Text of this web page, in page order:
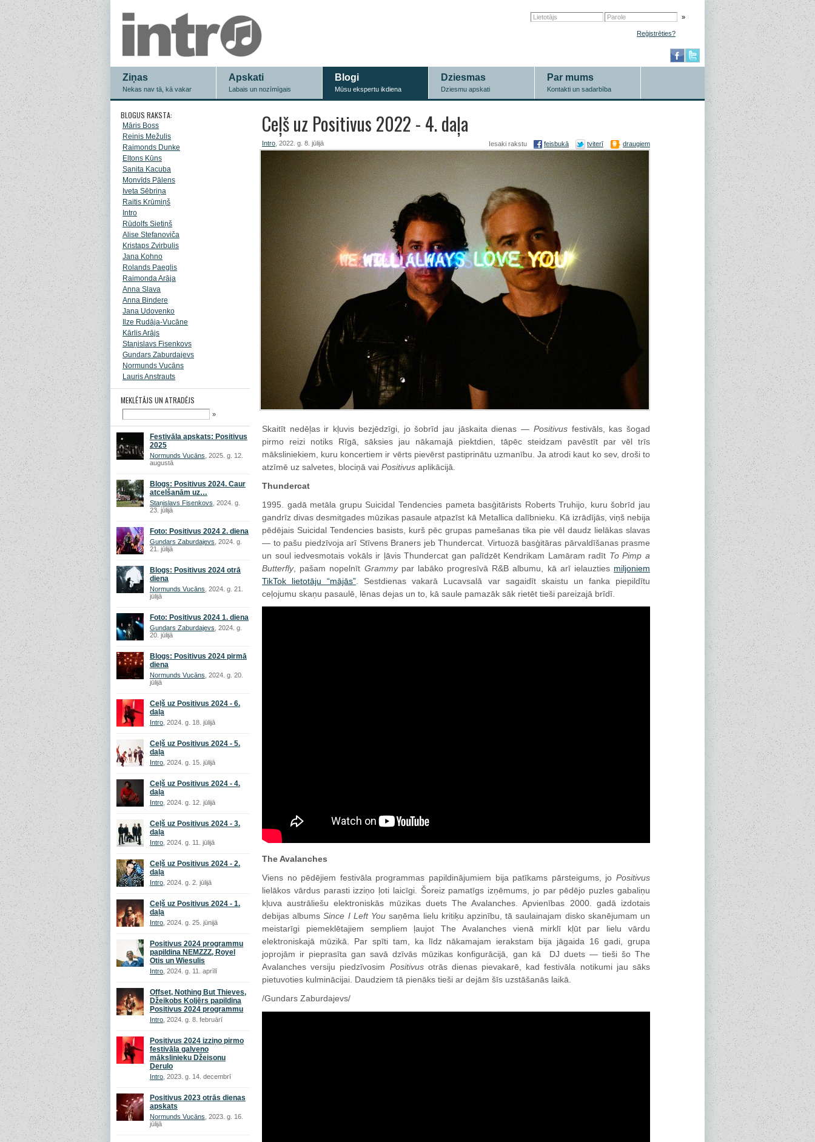
»
Reģistrēties?
Ziņas
Nekas nav tā, kā vakar
Apskati
Labais un nozīmīgais
Blogi
Mūsu ekspertu ikdiena
Dziesmas
Dziesmu apskati
Par mums
Kontakti un sadarbība
BLOGUS RAKSTA:
Māris Boss
Reinis Mežulis
Raimonds Dunke
Eltons Kūns
Sanita Kacuba
Monvīds Pālens
Iveta Sēbriņa
Raitis Krūmiņš
Intro
Rūdolfs Sietiņš
Alise Stefanoviča
Kristaps Zvirbulis
Jana Kohno
Rolands Paeglis
Raimonda Arāja
Anna Slava
Anna Bindere
Jana Udovenko
Ilze Rudāja-Vucāne
Kārlis Arājs
Staņislavs Fisenkovs
Gundars Zaburdajevs
Normunds Vucāns
Lauris Anstrauts
MEKLĒTĀJS UN ATRADĒJS
»
Festivāla apskats: Positivus
2025
Normunds Vucāns , 2025. g. 12.
augustā
Blogs: Positivus 2024. Caur
atcelšanām uz…
Staņislavs Fisenkovs , 2024. g.
23. jūlijā
Foto: Positivus 2024 2. diena
Gundars Zaburdajevs , 2024. g.
21. jūlijā
Blogs: Positivus 2024 otrā
diena
Normunds Vucāns , 2024. g. 21.
jūlijā
Foto: Positivus 2024 1. diena
Gundars Zaburdajevs , 2024. g.
20. jūlijā
Blogs: Positivus 2024 pirmā
diena
Normunds Vucāns , 2024. g. 20.
jūlijā
Ceļš uz Positivus 2024 - 6.
daļa
Intro , 2024. g. 18. jūlijā
Ceļš uz Positivus 2024 - 5.
daļa
Intro , 2024. g. 15. jūlijā
Ceļš uz Positivus 2024 - 4.
daļa
Intro , 2024. g. 12. jūlijā
Ceļš uz Positivus 2024 - 3.
daļa
Intro , 2024. g. 11. jūlijā
Ceļš uz Positivus 2024 - 2.
daļa
Intro , 2024. g. 2. jūlijā
Ceļš uz Positivus 2024 - 1.
daļa
Intro , 2024. g. 25. jūnijā
Positivus 2024 programmu
papildina NEMZZZ, Royel
Otis un Wiesulis
Intro , 2024. g. 11. aprīlī
Offset, Nothing But Thieves,
Džeikobs Koljērs papildina
Positivus 2024 programmu
Intro , 2024. g. 8. februārī
Positivus 2024 izziņo pirmo
festivāla galveno
mākslinieku Džeisonu
Derulo
Intro , 2023. g. 14. decembrī
Positivus 2023 otrās dienas
apskats
Normunds Vucāns , 2023. g. 16.
jūlijā
Ceļš uz Positivus 2022 - 4. daļa
Iesaki rakstu feisbukā tviterī draugiem
Intro , 2022. g. 8. jūlijā
Skaitīt nedēļas ir kļuvis bezjēdzīgi, jo šobrīd jau jāskaita dienas — Positivusfestivāls, kas šogad
pirmo reizi notiks Rīgā, sāksies jau nākamajā piektdien, tāpēc steidzam pavēstīt par vēl trīs
māksliniekiem, kuru koncertiem ir vērts pievērst pastiprinātu uzmanību. Ja atrodi kaut ko sev, droši to
atzīmē uz salvetes, blociņā vai Positivus aplikācijā.
Thundercat
1995. gadā metāla grupu Suicidal Tendencies pameta basģitārists Roberts Truhijo, kuru šobrīd jau
gandrīz divas desmitgades mūzikas pasaule atpazīst kā Metallica dalībnieku. Kā izrādījās, viņš nebija
pēdējais Suicidal Tendencies basists, kurš pēc grupas pamešanas tika pie vēl daudz lielākas slavas
— to pašu piedzīvoja arī Stīvens Braners jeb Thundercat. Virtuozā basģitāras pārvaldīšanas prasme
un soul iedvesmotais vokāls ir ļāvis Thundercat gan palīdzēt Kendrikam Lamāram radīt To Pimp a
Butterfly, pašam nopelnīt Grammypar labāko progresīvā R&B albumu, kā arī ielauzties miljoniem
TikTok lietotāju “mājās” . Sestdienas vakarā Lucavsalā var sagaidīt skaistu un fanka piepildītu
ceļojumu skaņu pasaulē, lēnas dejas un to, kā saule pamazāk sāk rietēt tieši pareizajā brīdī.
The Avalanches
Viens no pēdējiem festivāla programmas papildinājumiem bija patīkams pārsteigums, jo Positivus
lielākos vārdus parasti izziņo ļoti laicīgi. Šoreiz pamatīgs izņēmums, jo par pēdējo puzles gabaliņu
kļuva austrāliešu elektroniskās mūzikas duets The Avalanches. Apvienības 2000. gadā izdotais
debijas albumsSince I Left You saņēma lielu kritiķu apzinību, tā saulainajam disko skanējumam un
meistarīgi piemeklētajiem sempliem ļaujot The Avalanches vienā mirklī kļūt par lielu vārdu
elektroniskajā mūzikā. Par spīti tam, ka līdz nākamajam ierakstam bija jāgaida 16 gadi, grupa
joprojām ir pieprasīta gan savā dzīvās mūzikas konfigurācijā, gan kā DJ duets — tieši šo The
Avalanches versiju piedzīvosim Positivusotrās dienas pievakarē, kad festivāla notikumi jau sāks
pietuvoties kulminācijai. Daudziem tā pienāks tieši ar dejām šīs uzstāšanās laikā.
/Gundars Zaburdajevs/